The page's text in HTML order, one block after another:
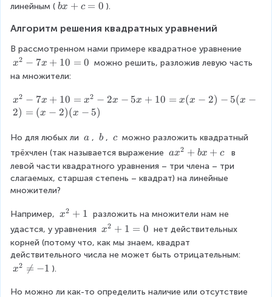
=
2
}
b
x
=
\
e
0
линейным ( b
+
=
0
bx + c = 0 ).
Алгоритм решения квадратных уравнений
В рассмотренном нами примере квадратное уравнение
x
^
2
}
7
+
1
0
=
0
x2 − 7x + 10 = 0 можно решить, разложив левую часть
на множители:
x
^
2
-
7
x
+
1
0
=
x
^
{
}
x2 − 7x + 10 = x2 − 2x − 5x + 10 = x(x − 2) − 5(x −
2) = (x − 2)(x − 5)
Но для любых ли \
\
a , \
\
b , \
\
c можно разложить квадратный
трёхчлен (так называется выражение a
x
^
}
+
b
x
+
ax2 + bx + c
в
левой части квадратного уравнения – три члена – три
слагаемых, старшая степень – квадрат) на линейные
множители?
Например, x
^
{
x2 + 1 разложить на множители нам не
удастся, у уравнения x
^
{
+
x2 + 1 = 0 нет действительных
корней (потому что, как мы знаем, квадрат
действительного числа не может быть отрицательным:
x
{
x2 
= −1 ).
Но можно ли как-то определить наличие или отсутствие